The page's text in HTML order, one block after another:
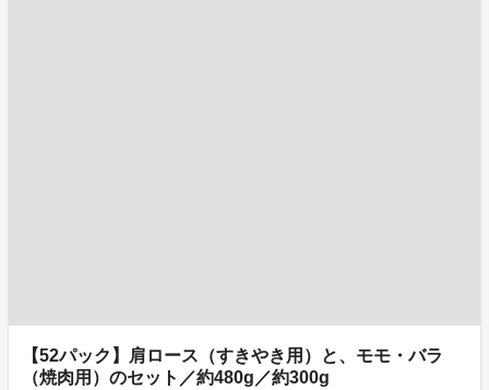
【52パック】肩ロース（すきやき用）と、モモ・バラ
（焼肉用）のセット／約480g／約300g